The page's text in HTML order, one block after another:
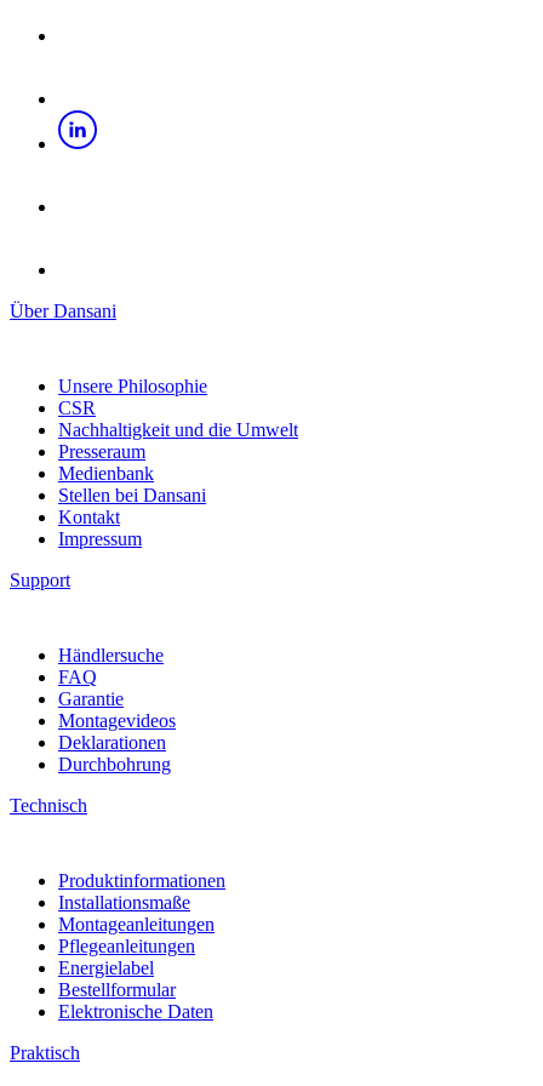
Über Dansani
Unsere Philosophie
CSR
Nachhaltigkeit und die Umwelt
Presseraum
Medienbank
Stellen bei Dansani
Kontakt
Impressum
Support
Händlersuche
FAQ
Garantie
Montagevideos
Deklarationen
Durchbohrung
Technisch
Produktinformationen
Installationsmaße
Montageanleitungen
Pflegeanleitungen
Energielabel
Bestellformular
Elektronische Daten
Praktisch